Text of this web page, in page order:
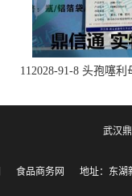
112028-91-8 头孢噻利
武汉
食品商务网 地址：东湖